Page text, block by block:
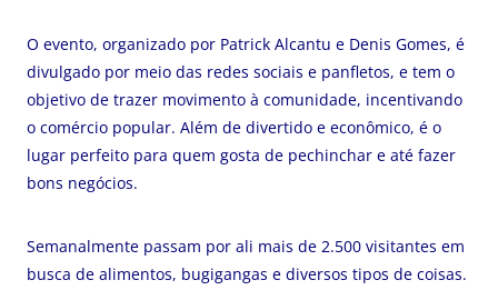
O evento, organizado por Patrick Alcantu e Denis Gomes, é
divulgado por meio das redes sociais e panfletos, e tem o
objetivo de trazer movimento à comunidade, incentivando
o comércio popular. Além de divertido e econômico, é o
lugar perfeito para quem gosta de pechinchar e até fazer
bons negócios.
Semanalmente passam por ali mais de 2.500 visitantes em
busca de alimentos, bugigangas e diversos tipos de coisas.